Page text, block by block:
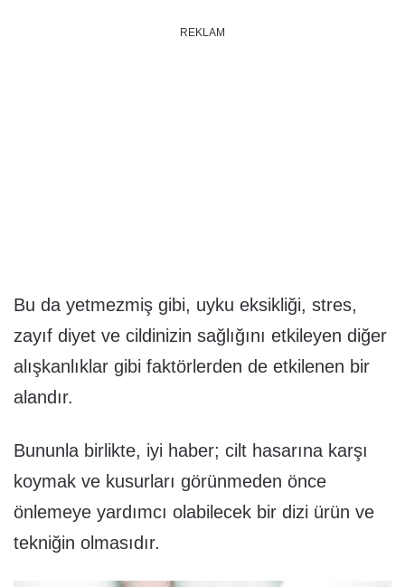
REKLAM
Bu da yetmezmiş gibi, uyku eksikliği, stres,
zayıf diyet ve cildinizin sağlığını etkileyen diğer
alışkanlıklar gibi faktörlerden de etkilenen bir
alandır.
Bununla birlikte, iyi haber; cilt hasarına karşı
koymak ve kusurları görünmeden önce
önlemeye yardımcı olabilecek bir dizi ürün ve
tekniğin olmasıdır.